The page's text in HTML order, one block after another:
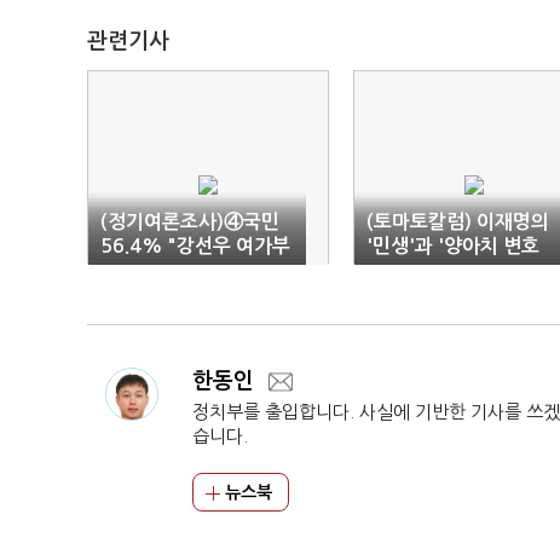
관련기사
(정기여론조사)④국민
56.4% "강선우 여가부
장관 임명 반대"
(토마토칼럼) 이재명의
'민생'과 '양아치 변호
사'
한동인
정치부를 출입합니다. 사실에 기반한 기사를 쓰겠
습니다.
뉴스북